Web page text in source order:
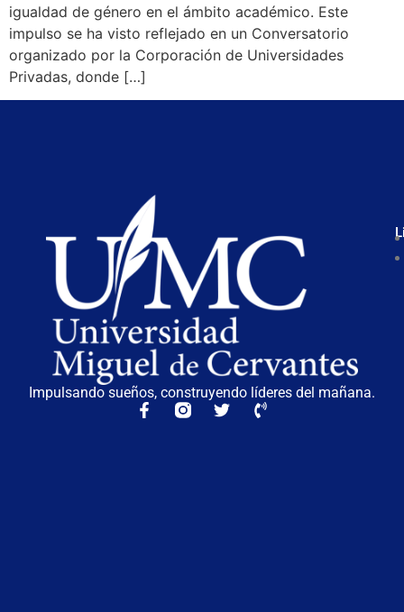
igualdad de género en el ámbito académico. Este
impulso se ha visto reflejado en un Conversatorio
organizado por la Corporación de Universidades
Privadas, donde […]
Impulsando sueños, construyendo líderes del mañana.